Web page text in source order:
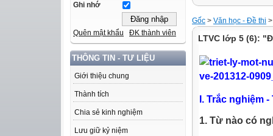
Ghi nhớ
Quên mật khẩu ĐK thành viên
THÔNG TIN - TƯ LIỆU
Giới thiệu chung
Thành tích
Chia sẻ kinh nghiệm
Lưu giữ kỷ niệm
Gốc > Văn học - Đề thi
LTVC lớp 5 (6):
I. Trắc nghiệm
1. Từ nào có